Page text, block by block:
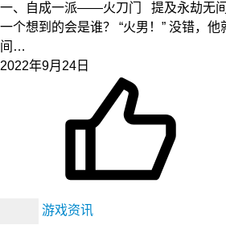
一、自成一派——火刀门 提及永劫无
一个想到的会是谁？ “火男！” 没错，
间…
2022年9月24日
游戏资讯